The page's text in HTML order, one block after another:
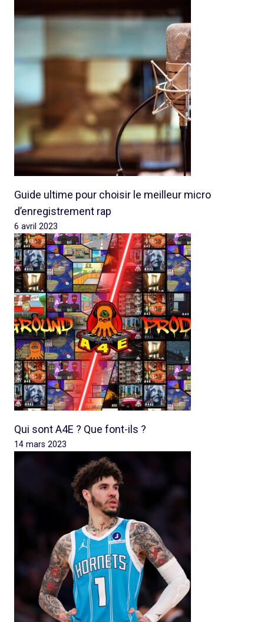
Guide ultime pour choisir le meilleur micro
d’enregistrement rap
6 avril 2023
Qui sont A4E ? Que font-ils ?
14 mars 2023